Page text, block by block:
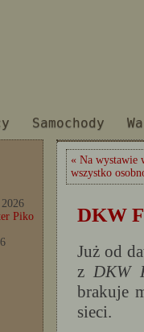
Samochody
Piko
« Na wystawie
wszystko
DKW
Już od
z DKW
brakuje
sieci.